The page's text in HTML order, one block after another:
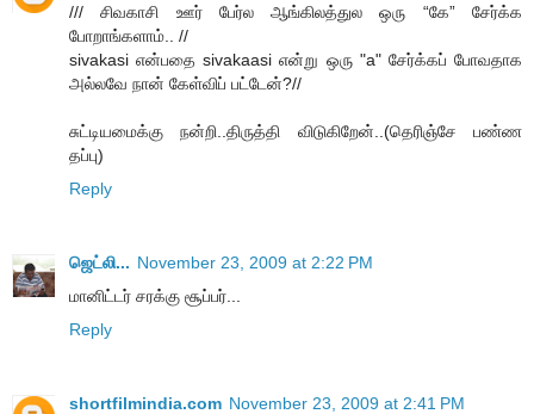
/// சிவகாசி ஊர் பேர்ல ஆங்கிலத்துல ஒரு “கே” சேர்க்க
போறாங்களாம்.. //
sivakasi என்பதை sivakaasi என்று ஒரு "a" சேர்க்கப் போவதாக
அல்லவே நான் கேள்விப் பட்டேன்?//
சுட்டியமைக்கு நன்றி..திருத்தி விடுகிறேன்..(தெரிஞ்சே பண்ண
தப்பு)
Reply
ஜெட்லி... November 23, 2009 at 2:22 PM
மானிட்டர் சரக்கு சூப்பர்...
Reply
shortfilmindia.com November 23, 2009 at 2:41 PM